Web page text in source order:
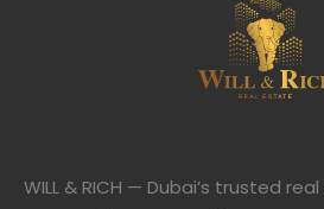
WILL & RICH — Dubai’s trusted